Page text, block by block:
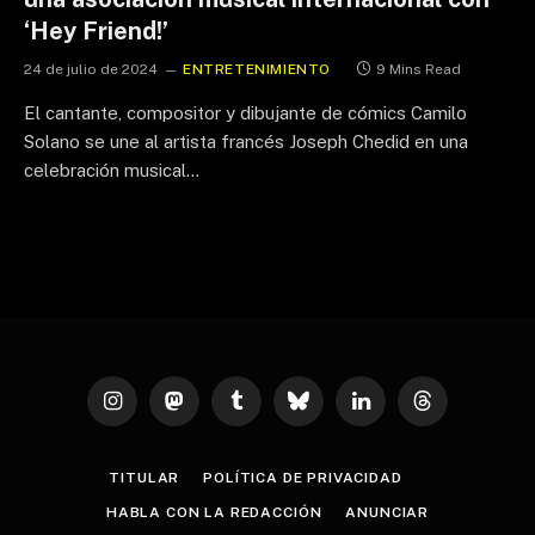
‘Hey Friend!’
24 de julio de 2024 ENTRETENIMIENTO 9 Mins Read
El cantante, compositor y dibujante de cómics Camilo
Solano se une al artista francés Joseph Chedid en una
celebración musical…
InstagramMastodonTumblr Bluesky LinkedInThreads
TITULAR POLÍTICA DE PRIVACIDAD
HABLA CON LA REDACCIÓN ANUNCIAR